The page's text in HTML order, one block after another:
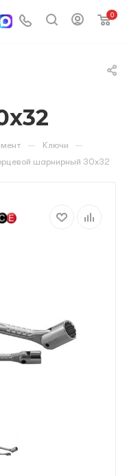
0
— Ключи —
шарнирный 30х32